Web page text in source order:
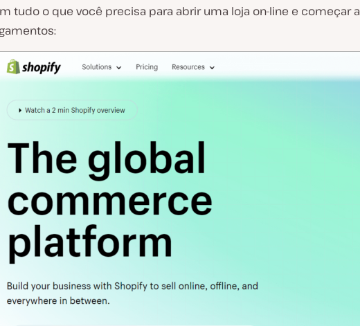
i
í
d
e
tudo o que você precisa para abrir uma loja on-line e começar a